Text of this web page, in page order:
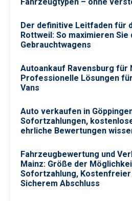
Der definitive Leitfaden für
Rottweil: So maximieren Sie
Gebrauchtwagens
Autoankauf Ravensburg für
Professionelle Lösungen
Vans
Auto verkaufen in
Sofortzahlungen,
ehrliche Bewertungen
Fahrzeugbewertung und
Mainz: Größe der
Sofortzahlung, Kostenfreier
Sicherem Abschluss